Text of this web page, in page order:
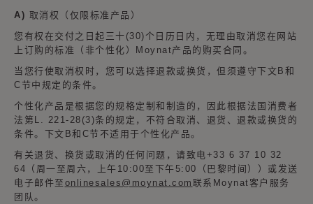
A) 取消权（仅限标准产品）
您有权在交付之日起三十(30)个日历日内，无理由取消您在网站
上订购的标准（非个性化）Moynat产品的购买合同。
当您行使取消权时，您可以选择退款或换货，但须遵守下文B和
C节中规定的条件。
个性化产品是根据您的规格定制和制造的，因此根据法国消费者
法第L. 221-28(3)条的规定，不符合取消、退货、退款或换货的
条件。下文B和C节不适用于个性化产品。
有关退货、换货或取消的任何问题，请致电+33 6 37 10 32
64（周一至周六，上午10:00至下午5:00（巴黎时间））或发送
电子邮件至 onlinesales@moynat.com 联系Moynat客户服务
团队。